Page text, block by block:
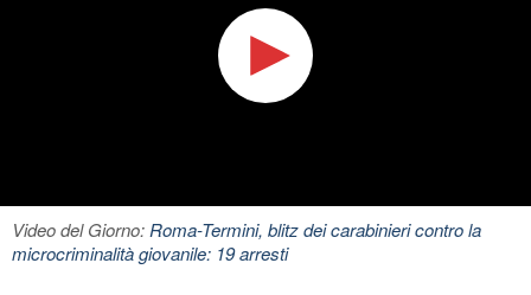
Video del Giorno:Roma-Termini, blitz dei carabinieri contro la
microcriminalità giovanile: 19 arresti